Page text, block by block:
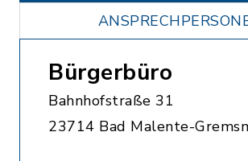
Bürgerbüro
Bahnhofstraße 31
23714 Bad Malente-